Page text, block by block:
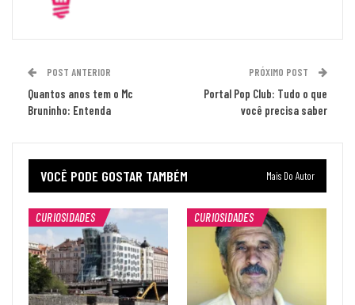
POST ANTERIOR
Quantos anos tem o Mc
Bruninho: Entenda
PRÓXIMO POST
Portal Pop Club: Tudo o que
você precisa saber
VOCÊ PODE GOSTAR TAMBÉM Mais Do Autor
CURIOSIDADES CURIOSIDADES